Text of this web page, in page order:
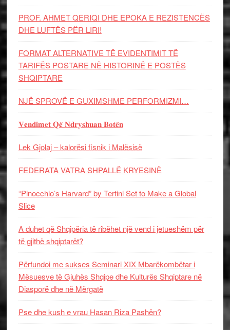
PROF. AHMET QERIQI DHE EPOKA E REZISTENCЁS
DHE LUFTЁS PЁR LIRI!
FORMAT ALTERNATIVE TË EVIDENTIMIT TË
TARIFËS POSTARE NË HISTORINË E POSTËS
SHQIPTARE
NJË SPROVË E GUXIMSHME PERFORMIZMI…
𝐕𝐞𝐧𝐝𝐢𝐦𝐞𝐭 𝐐𝐞̈ 𝐍𝐝𝐫𝐲𝐬𝐡𝐮𝐚𝐧 𝐁𝐨𝐭𝐞̈𝐧
Lek Gjolaj – kalorësi fisnik i Malësisë
FEDERATA VATRA SHPALLË KRYESINË
“Pinocchio’s Harvard” by Tertini Set to Make a Global
Slice
A duhet që Shqipëria të ribëhet një vend i jetueshëm për
të gjithë shqiptarët?
Përfundoi me sukses Seminari XIX Mbarëkombëtar i
Mësuesve të Gjuhës Shqipe dhe Kulturës Shqiptare në
Diasporë dhe në Mërgatë
Pse dhe kush e vrau Hasan Riza Pashën?